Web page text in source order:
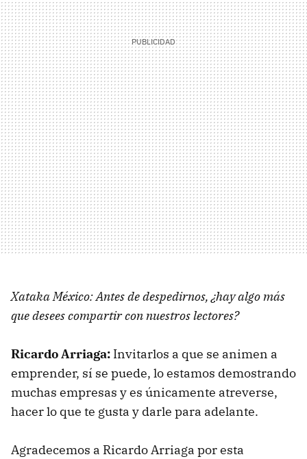
Xataka México: Antes de despedirnos, ¿hay algo más
que desees compartir con nuestros lectores?
Ricardo Arriaga: Invitarlos a que se animen a
emprender, sí se puede, lo estamos demostrando
muchas empresas y es únicamente atreverse,
hacer lo que te gusta y darle para adelante.
Agradecemos a Ricardo Arriaga por esta